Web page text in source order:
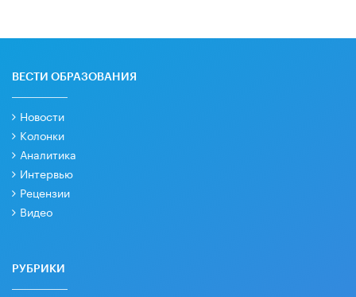
ВЕСТИ ОБРАЗОВАНИЯ
Новости
Колонки
Аналитика
Интервью
Рецензии
Видео
РУБРИКИ